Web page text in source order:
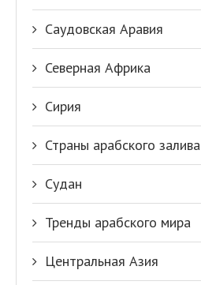
Саудовская Аравия
Северная Африка
Сирия
Страны арабского залива
Судан
Тренды арабского мира
Центральная Азия